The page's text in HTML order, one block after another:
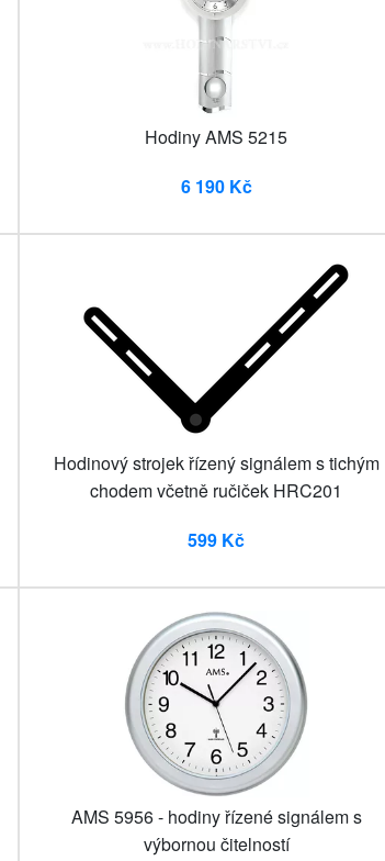
Hodiny AMS 5215
6 190 Kč
Hodinový strojek řízený signálem s tichým
chodem včetně ručiček HRC201
599 Kč
AMS 5956 - hodiny řízené signálem s
výbornou čitelností